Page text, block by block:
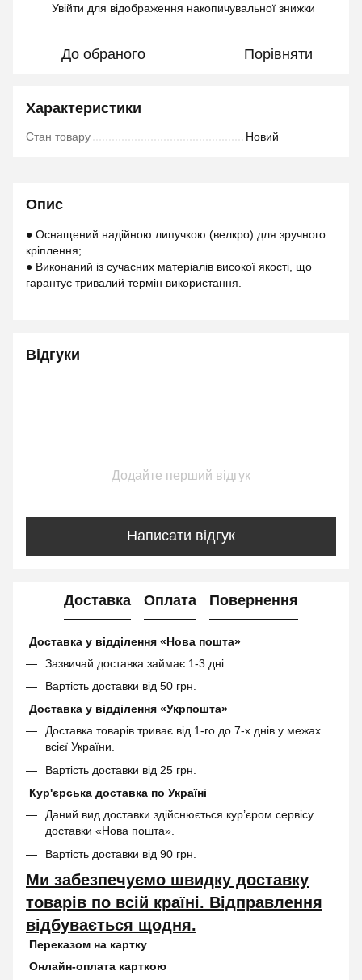
Увійти для відображення накопичувальної знижки
До обраного Порівняти
Характеристики
Стан товару Новий
Опис
● Оснащений надійною липучкою (велкро) для зручного
кріплення;
● Виконаний із сучасних матеріалів високої якості, що
гарантує тривалий термін використання.
Відгуки
Додайте перший відгук
Написати відгук
Доставка Оплата Повернення
Доставка у відділення «Нова пошта»
Зазвичай доставка займає 1-3 дні.
Вартість доставки від 50 грн.
Доставка у відділення «Укрпошта»
Доставка товарів триває від 1-го до 7-х днів у межах
всієї України.
Вартість доставки від 25 грн.
Кур'єрська доставка по Україні
Даний вид доставки здійснюється кур’єром сервісу
доставки «Нова пошта».
Вартість доставки від 90 грн.
Ми забезпечуємо швидку доставку
товарів по всій країні. Відправлення
відбувається щодня.
Переказом на картку
Онлайн-оплата карткою